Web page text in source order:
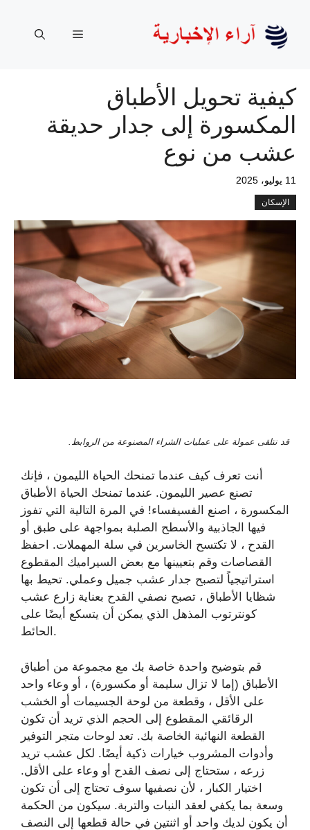
المحتوى
القائمة
كيفية تحويل الأطباق
المكسورة إلى جدار حديقة
عشب من نوع
11 يوليو، 2025
الإسكان
قد نتلقى عمولة على عمليات الشراء المصنوعة من الروابط.
أنت تعرف كيف عندما تمنحك الحياة الليمون ، فإنك
تصنع عصير الليمون. عندما تمنحك الحياة الأطباق
المكسورة ، اصنع الفسيفساء! في المرة التالية التي تفوز
فيها الجاذبية والأسطح الصلبة بمواجهة على طبق أو
القدح ، لا تكتسح الخاسرين في سلة المهملات. احفظ
القصاصات وقم بتعيينها مع بعض السيراميك المقطوع
استراتيجياً لتصبح جدار عشب جميل وعملي. تحيط بها
شظايا الأطباق ، تصبح نصفي القدح بعناية زارع عشب
كونترتوب المذهل الذي يمكن أن يتسكع أيضًا على
الحائط.
قم بتوضيح واحدة خاصة بك مع مجموعة من أطباق
الأطباق (إما لا تزال سليمة أو مكسورة) ، أو وعاء واحد
على الأقل ، وقطعة من لوحة الجسيمات أو الخشب
الرقائقي المقطوع إلى الحجم الذي تريد أن تكون
القطعة النهائية الخاصة بك. تعد لوحات متجر التوفير
وأدوات المشروب خيارات ذكية أيضًا. لكل عشب تريد
زرعه ، ستحتاج إلى نصف القدح أو وعاء على الأقل.
اختيار الكبار ، لأن نصفيها سوف تحتاج إلى أن تكون
وسعة بما يكفي لعقد النبات والتربة. سيكون من الحكمة
أن يكون لديك واحد أو اثنتين في حالة قطعها إلى النصف